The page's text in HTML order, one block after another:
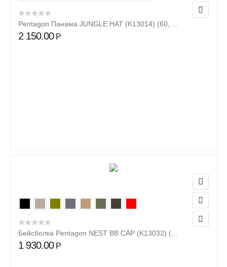
Pentagon Панама JUNGLE HAT (K13014) (60, ...
2 150.00 Р
Бейсболка Pentagon NEST BB CAP (K13032) (...
1 930.00 Р